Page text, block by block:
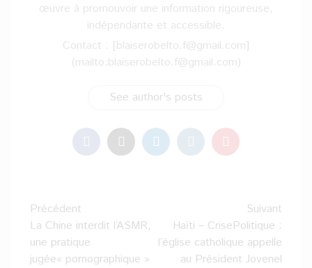
œuvre à promouvoir une information rigoureuse,
indépendante et accessible.
Contact : [blaiserobelto.f@gmail.com]
(mailto:blaiserobelto.f@gmail.com)
See author's posts
Navigation
d’article
Précédent
La Chine interdit l’ASMR,
une pratique
jugée« pornographique »
Suivant
Haïti – CrisePolitique :
l’église catholique appelle
au Président Jovenel